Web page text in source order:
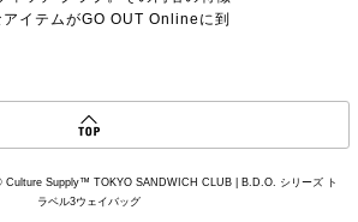
イテムがGO OUT Onlineに到
Supply™ TOKYO SANDWICH CLUB | B.D.O. シリーズ ト
ラベル3ウェイバッグ